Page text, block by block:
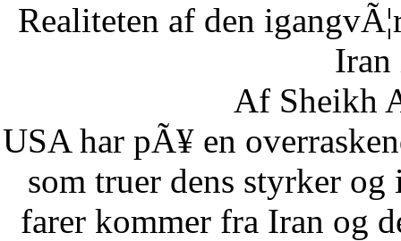
Realiteten af den
Iran
Af Sheikh
USA har pÃ¥ en
som truer dens styrker og
farer kommer fra Iran og